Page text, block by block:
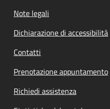
Note legali
Dichiarazione di accessibilità
Contatti
Prenotazione appuntamento
Richiedi assistenza